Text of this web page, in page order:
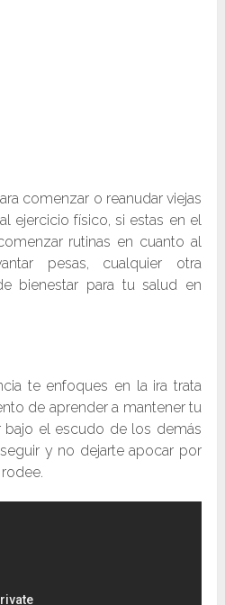
comenzar o reanudar viejas
ejercicio físico, si estas en el
rutinas en cuanto al
pesas, cualquier otra
bienestar para tu salud en
te enfoques en la ira trata
de aprender a mantener tu
el escudo de los demás
y no dejarte apocar por